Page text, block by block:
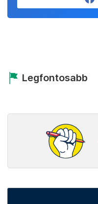
Legfontosabb